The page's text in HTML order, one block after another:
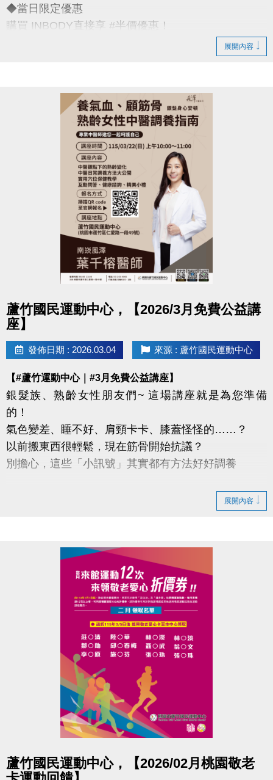
◆當日限定優惠
購買 INBODY直接享 #半價優惠！
◆活動地點｜蘆竹國民運動中心
-洽詢專線：03-2639066 #301、302
-官網 :
https://www.lzsports.com.tw/zh_TW/news/pageID/1/
-FB : 桃園市蘆竹國民運動中心
-IG : @luzhusports
展開內容
蘆竹國民運動中心，【2026/3月免費公益講
座】
發佈日期 : 2026.03.04 來源 : 蘆竹國民運動中心
【#蘆竹運動中心｜#3月免費公益講座】
銀髮族、熟齡女性朋友們~ 這場講座就是為您準備
的！
氣色變差、睡不好、肩頸卡卡、膝蓋怪怪的……？
以前搬東西很輕鬆，現在筋骨開始抗議？
別擔心，這些「小訊號」其實都有方法好好調養
- 養氣血、顧筋骨-熟齡女性中醫調養指南
- 中醫觀點下的熟齡變化
- 中醫日常調養方法大公開
- 實用六位保健教學
◆時間｜3/22 (日) 早上 10:00－11:00
◆地點｜蘆竹國民運動中心 3樓社區教室
◆洽詢專線｜03-2639066 #106
◆ 公益免費講座・限額30位
◆ 掃描 QR Code 填表報名，馬上卡位
◆ 報名連結：
展開內容
蘆竹國民運動中心，【2026/02月桃園敬老